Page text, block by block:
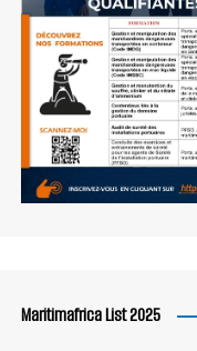
Maritimafrica List 2025